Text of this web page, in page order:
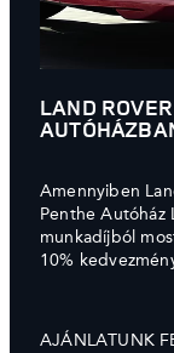
LAND
Amennyiben
Penthe Autóház
munkadíjból
10%
AJÁNLATUNK